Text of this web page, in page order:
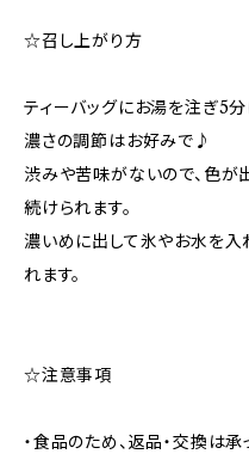
☆召し上がり方
ティーバッグにお湯を注ぎ5分
濃さの調節はお好みで♪
渋みや苦味がないので、色
続けられます。
濃いめに出して氷やお水を入
れます。
☆注意事項
・食品のため、返品・交換は承